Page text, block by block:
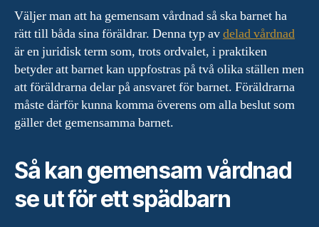
Väljer man att ha gemensam vårdnad så ska barnet ha
rätt till båda sina föräldrar. Denna typ avdelad vårdnad
är en juridisk term som, trots ordvalet, i praktiken
betyder att barnet kan uppfostras på två olika ställen men
att föräldrarna delar på ansvaret för barnet. Föräldrarna
måste därför kunna komma överens om alla beslut som
gäller det gemensamma barnet.
Så kan gemensam vårdnad
se ut för ett spädbarn